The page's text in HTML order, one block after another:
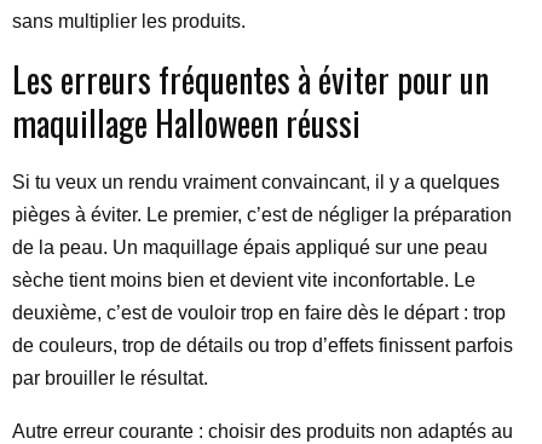
sans multiplier les produits.
Les erreurs fréquentes à éviter pour un
maquillage Halloween réussi
Si tu veux un rendu vraiment convaincant, il y a quelques
pièges à éviter. Le premier, c’est de négliger la préparation
de la peau. Un maquillage épais appliqué sur une peau
sèche tient moins bien et devient vite inconfortable. Le
deuxième, c’est de vouloir trop en faire dès le départ : trop
de couleurs, trop de détails ou trop d’effets finissent parfois
par brouiller le résultat.
Autre erreur courante : choisir des produits non adaptés au